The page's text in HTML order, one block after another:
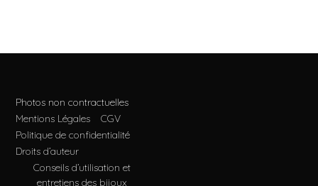
Photos non contractuelles
Mentions Légales
CGV
Politique de confidentialité
Droits d’auteur
Conseils d’utilisation et
entretiens des bijoux